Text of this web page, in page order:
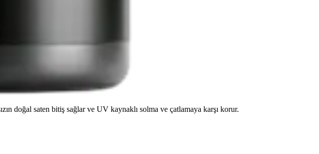
doğal saten bitiş sağlar ve UV kaynaklı solma ve çatlamaya karşı korur.